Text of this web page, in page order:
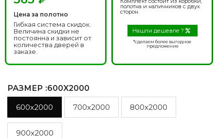
Цена за полотно
Гибкая система скидок.
Величина скидки не
постоянна и зависит от
количества дверей в
заказе.
полотна и наличников с двух
сторон.
Нашли дешевле ?
*сделаем более выгодное
предложение
РАЗМЕР :600X2000
600x2000 700x2000 800x2000
900x2000